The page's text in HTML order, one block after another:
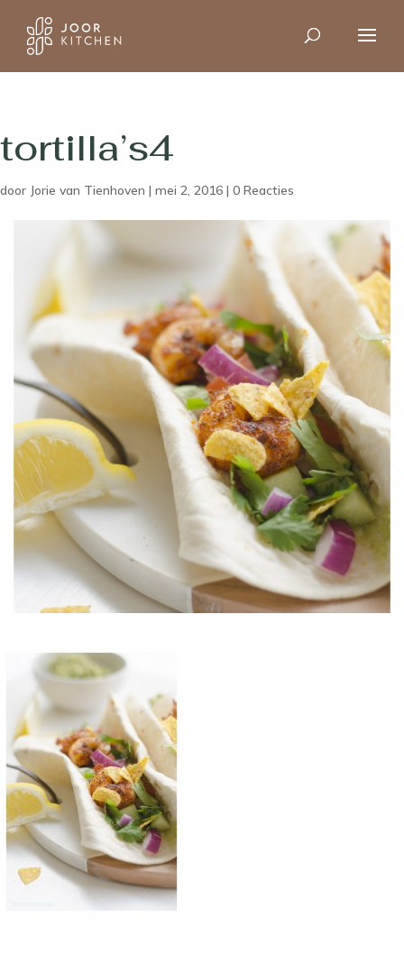
tortilla’s4
door Jorie van Tienhoven | mei 2, 2016 | 0 Reacties